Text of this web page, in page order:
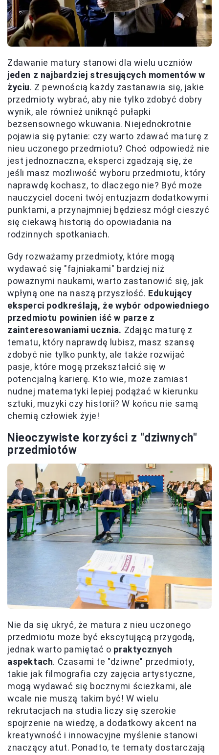
Zdawanie matury stanowi dla wielu uczniów
jeden z najbardziej stresujących momentów w
życiu. Z pewnością każdy zastanawia się, jakie
przedmioty wybrać, aby nie tylko zdobyć dobry
wynik, ale również uniknąć pułapki
bezsensownego wkuwania. Niejednokrotnie
pojawia się pytanie: czy warto zdawać maturę z
nieu uczonego przedmiotu? Choć odpowiedź nie
jest jednoznaczna, eksperci zgadzają się, że
jeśli masz możliwość wyboru przedmiotu, który
naprawdę kochasz, to dlaczego nie? Być może
nauczyciel doceni twój entuzjazm dodatkowymi
punktami, a przynajmniej będziesz mógł cieszyć
się ciekawą historią do opowiadania na
rodzinnych spotkaniach.
Gdy rozważamy przedmioty, które mogą
wydawać się "fajniakami" bardziej niż
poważnymi naukami, warto zastanowić się, jak
wpłyną one na naszą przyszłość. Edukujący
eksperci podkreślają, że wybór odpowiedniego
przedmiotu powinien iść w parze z
zainteresowaniami ucznia. Zdając maturę z
tematu, który naprawdę lubisz, masz szansę
zdobyć nie tylko punkty, ale także rozwijać
pasje, które mogą przekształcić się w
potencjalną karierę. Kto wie, może zamiast
nudnej matematyki lepiej podążać w kierunku
sztuki, muzyki czy historii? W końcu nie samą
chemią człowiek żyje!
Nieoczywiste korzyści z "dziwnych"
przedmiotów
Nie da się ukryć, że matura z nieu uczonego
przedmiotu może być ekscytującą przygodą,
jednak warto pamiętać o praktycznych
aspektach. Czasami te "dziwne" przedmioty,
takie jak filmografia czy zajęcia artystyczne,
mogą wydawać się bocznymi ścieżkami, ale
wcale nie muszą takim być! W wielu
rekrutacjach na studia liczy się szerokie
spojrzenie na wiedzę, a dodatkowy akcent na
kreatywność i innowacyjne myślenie stanowi
znaczący atut. Ponadto, te tematy dostarczają